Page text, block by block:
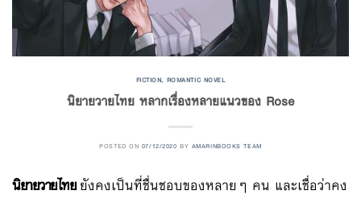
FICTION, ROMANTIC NOVEL
นิยายวายไทย หลากเรื่องหลายแนวของ Rose
POSTED ON 07/12/2020 BY AMARINBOOKS TEAM
นิยายวายไทยยังคงเป็นที่ชื่นชอบของหลายๆ คน และเชื่อว่าคง